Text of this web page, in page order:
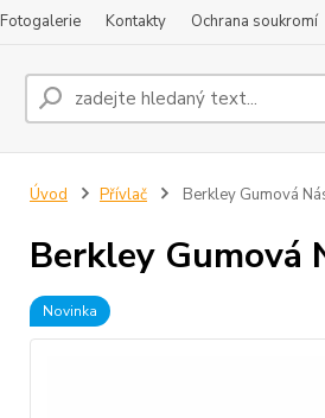
Fotogalerie Kontakty Ochrana soukromí
Úvod Přívlač Berkley Gumová
Berkley Gumová
Novinka